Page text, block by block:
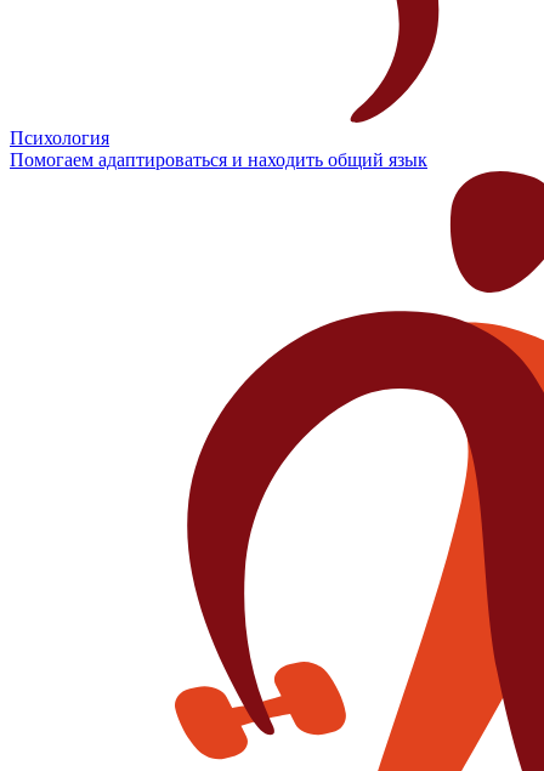
Психология
Помогаем адаптироваться и находить общий язык